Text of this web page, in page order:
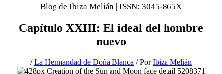
Blog de Ibiza Melián | ISSN: 3045-865X
Capítulo XXIII: El ideal del hombre
nuevo
/La Hermandad de Doña Blanca / PorIbiza Melián